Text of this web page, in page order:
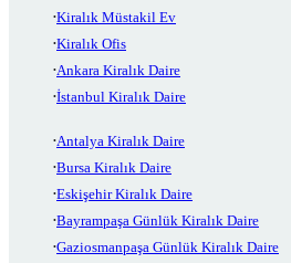
Kiralık Müstakil Ev
Kiralık Ofis
Ankara Kiralık Daire
İstanbul Kiralık Daire
Antalya Kiralık Daire
Bursa Kiralık Daire
Eskişehir Kiralık Daire
Bayrampaşa Günlük Kiralık Daire
Gaziosmanpaşa Günlük Kiralık Daire